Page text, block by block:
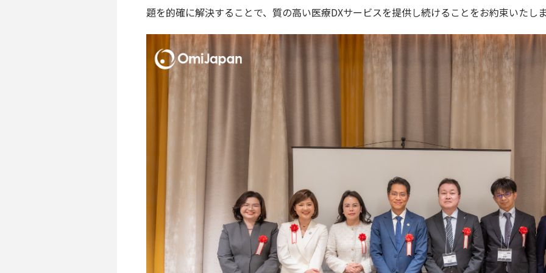
題を的確に解決することで、質の高い医療DXサービスを提供し続けることをお約束いたし